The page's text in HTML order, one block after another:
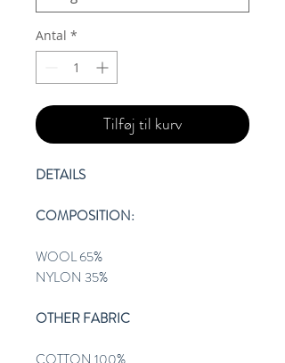
Antal *
Tilføj til kurv
DETAILS
COMPOSITION:
WOOL 65%
NYLON 35%
OTHER FABRIC